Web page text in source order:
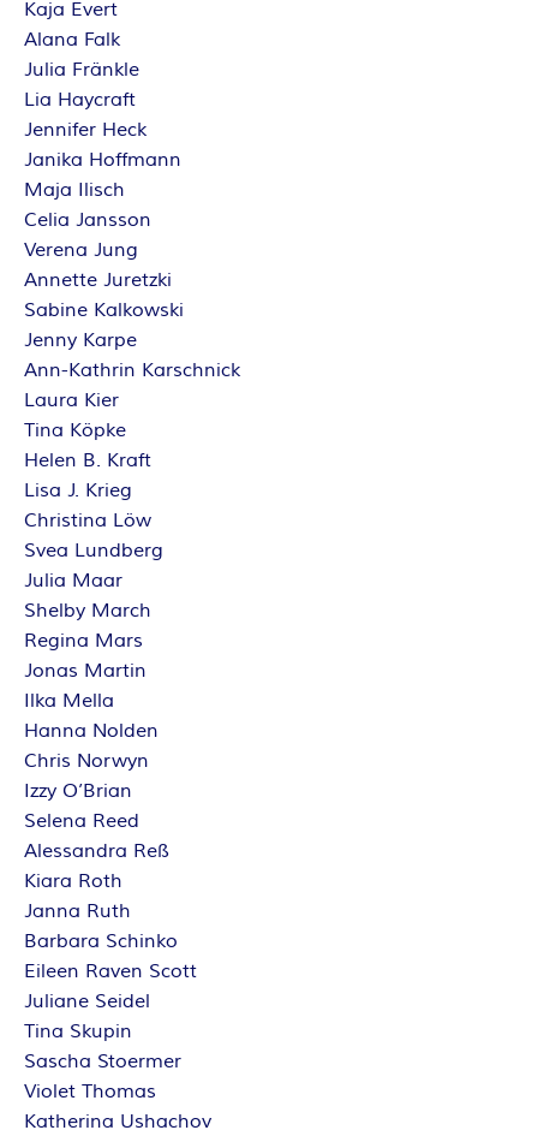
O
R
:
I
N
N
E
N
K
R
E
I
S
Kaja Evert
Alana Falk
Julia Fränkle
Lia Haycraft
Jennifer Heck
Janika Hoffmann
Maja Ilisch
Celia Jansson
Verena Jung
Annette Juretzki
Sabine Kalkowski
Jenny Karpe
Ann-Kathrin Karschnick
Laura Kier
Tina Köpke
Helen B. Kraft
Lisa J. Krieg
Christina Löw
Svea Lundberg
Julia Maar
Shelby March
Regina Mars
Jonas Martin
Ilka Mella
Hanna Nolden
Chris Norwyn
Izzy O’Brian
Selena Reed
Alessandra Reß
Kiara Roth
Janna Ruth
Barbara Schinko
Eileen Raven Scott
Juliane Seidel
Tina Skupin
Sascha Stoermer
Violet Thomas
Katherina Ushachov